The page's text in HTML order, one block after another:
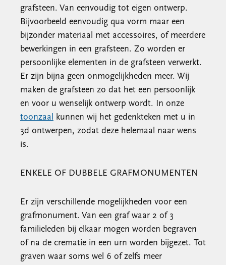
grafsteen. Van eenvoudig tot eigen ontwerp.
Bijvoorbeeld eenvoudig qua vorm maar een
bijzonder materiaal met accessoires, of meerdere
bewerkingen in een grafsteen. Zo worden er
persoonlijke elementen in de grafsteen verwerkt.
Er zijn bijna geen onmogelijkheden meer. Wij
maken de grafsteen zo dat het een persoonlijk
en voor u wenselijk ontwerp wordt. In onze
toonzaal kunnen wij het gedenkteken met u in
3d ontwerpen, zodat deze helemaal naar wens
is.
ENKELE OF DUBBELE GRAFMONUMENTEN
Er zijn verschillende mogelijkheden voor een
grafmonument. Van een graf waar 2 of 3
familieleden bij elkaar mogen worden begraven
of na de crematie in een urn worden bijgezet. Tot
graven waar soms wel 6 of zelfs meer